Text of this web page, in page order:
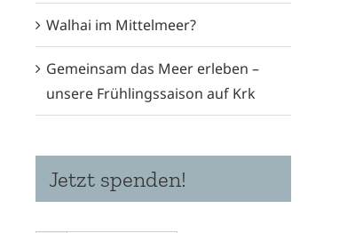
Walhai im Mittelmeer?
Gemeinsam das Meer erleben –
unsere Frühlingssaison auf Krk
Jetzt spenden!